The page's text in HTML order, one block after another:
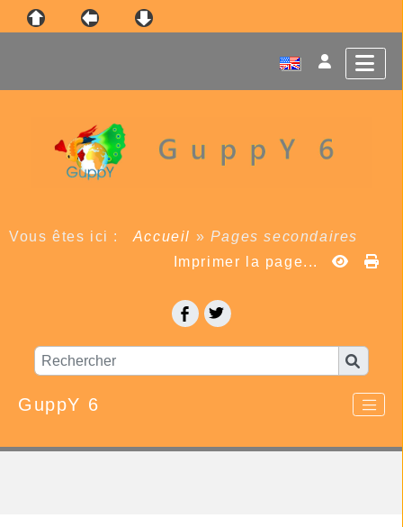
Vous êtes ici : Accueil » Pages secondaires
Imprimer la page...
GuppY 6